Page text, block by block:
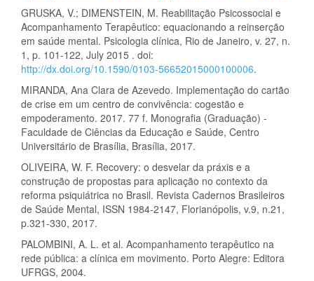
GRUSKA, V.; DIMENSTEIN, M. Reabilitação Psicossocial e
Acompanhamento Terapêutico: equacionando a reinserção
em saúde mental. Psicologia clínica, Rio de Janeiro, v. 27, n.
1, p. 101-122, July 2015 . doi:
http://dx.doi.org/10.1590/0103-56652015000100006.
MIRANDA, Ana Clara de Azevedo. Implementação do cartão
de crise em um centro de convivência: cogestão e
empoderamento. 2017. 77 f. Monografia (Graduação) -
Faculdade de Ciências da Educação e Saúde, Centro
Universitário de Brasília, Brasília, 2017.
OLIVEIRA, W. F. Recovery: o desvelar da práxis e a
construção de propostas para aplicação no contexto da
reforma psiquiátrica no Brasil. Revista Cadernos Brasileiros
de Saúde Mental, ISSN 1984-2147, Florianópolis, v.9, n.21,
p.321-330, 2017.
PALOMBINI, A. L. et al. Acompanhamento terapêutico na
rede pública: a clínica em movimento. Porto Alegre: Editora
UFRGS, 2004.